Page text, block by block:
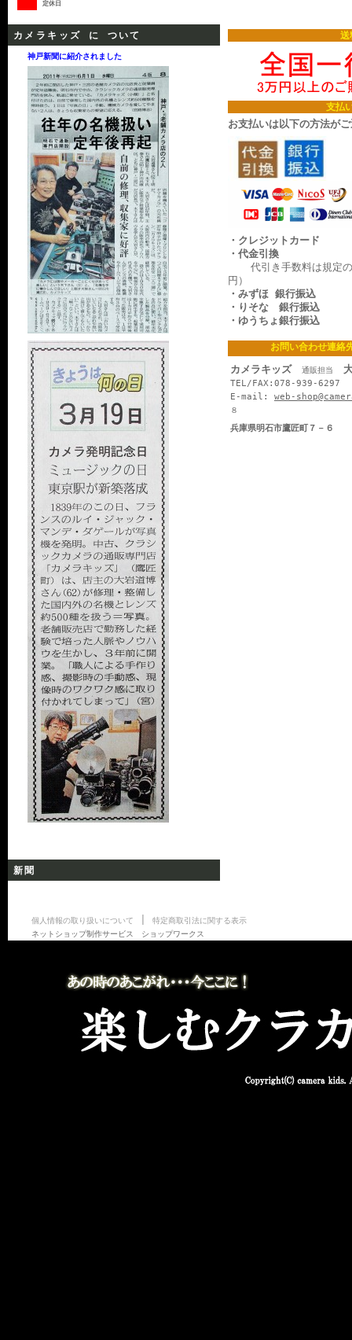
定休日
カメラキッズ に ついて
神戸新聞に紹介されました
新聞
送
支払
お支払いは以下の方法が
・クレジットカード
・代金引換
代引き手数料は規定の
円）
・みずほ 銀行振込
・りそな 銀行振込
・ゆうちょ銀行振込
お問い合わせ連絡
カメラキッズ 通販担当
TEL/FAX:078-939-6297
E-mail: web-
８
兵庫県明石市鷹匠町７－６
個人情報の取り扱いについて
特定商取引法に関する表示
ネットショップ制作サービス ショップワークス